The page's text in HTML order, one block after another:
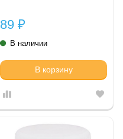
89 ₽
В наличии
В корзину